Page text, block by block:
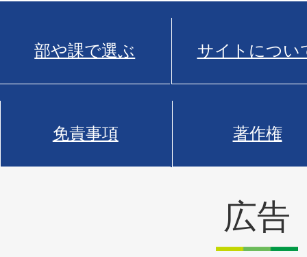
部や課で選ぶ サイトについ
免責事項 著作権
広告